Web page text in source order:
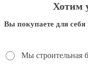
Хотим
Вы покупаете для себя
Мы строительная